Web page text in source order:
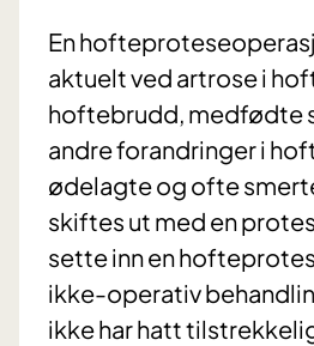
En
aktuelt ved artrose i
hoftebrudd, medfødte
andre forandringer i
ødelagte og ofte
skiftes ut med en
sette inn en
ikke-operativ
ikke har hatt